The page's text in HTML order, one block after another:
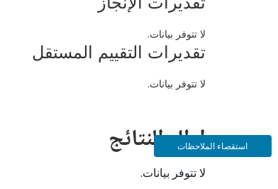
لا تتوفر بيانات.
تقديرات التقييم المستقل
لا تتوفر بيانات.
إطار النتائج
لا تتوفر بيانات.
استقصاء الملاحظات